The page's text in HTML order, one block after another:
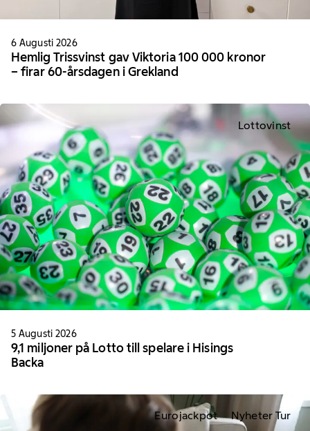
6 Augusti 2026
Hemlig Trissvinst gav Viktoria 100 000 kronor
– firar 60-årsdagen i Grekland
Lottovinst
5 Augusti 2026
9,1 miljoner på Lotto till spelare i Hisings
Backa
Eurojackpot Nyheter Tur